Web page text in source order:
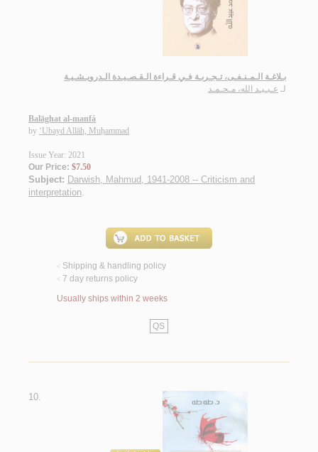
بـلاغـة الـمـنـفـى، تـجـربـة فـي قـراءة الـقـصـيـدة الـدرويـشـيـة
لـ عـبـيـد الله، مـحـمـد
Balāghat al-manfá
by ‘Ubayd Allāh, Muḥammad
Issue Year: 2021
Our Price: $7.50
Subject: Darwish, Mahmud, 1941-2008 -- Criticism and
interpretation.
< Shipping & handling policy
< 7 day returns policy
Usually ships within 2 weeks
QS
10.